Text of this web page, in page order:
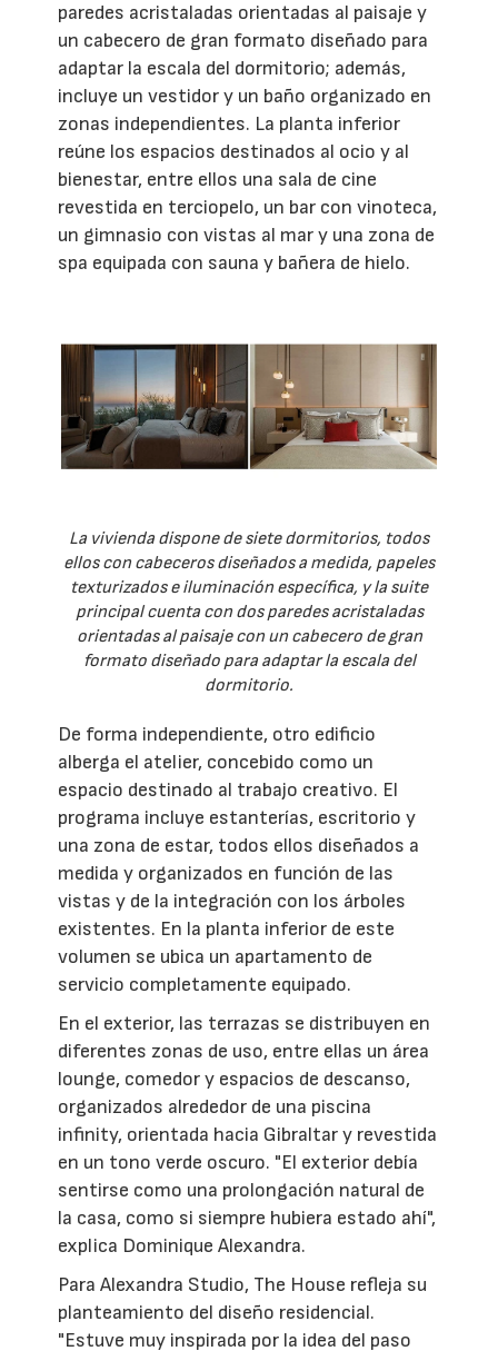
paredes acristaladas orientadas al paisaje y
un cabecero de gran formato diseñado para
adaptar la escala del dormitorio; además,
incluye un vestidor y un baño organizado en
zonas independientes. La planta inferior
reúne los espacios destinados al ocio y al
bienestar, entre ellos una sala de cine
revestida en terciopelo, un bar con vinoteca,
un gimnasio con vistas al mar y una zona de
spa equipada con sauna y bañera de hielo.
La vivienda dispone de siete dormitorios, todos
ellos con cabeceros diseñados a medida, papeles
texturizados e iluminación específica, y la suite
principal cuenta con dos paredes acristaladas
orientadas al paisaje con un cabecero de gran
formato diseñado para adaptar la escala del
dormitorio.
De forma independiente, otro edificio
alberga el atelier, concebido como un
espacio destinado al trabajo creativo. El
programa incluye estanterías, escritorio y
una zona de estar, todos ellos diseñados a
medida y organizados en función de las
vistas y de la integración con los árboles
existentes. En la planta inferior de este
volumen se ubica un apartamento de
servicio completamente equipado.
En el exterior, las terrazas se distribuyen en
diferentes zonas de uso, entre ellas un área
lounge, comedor y espacios de descanso,
organizados alrededor de una piscina
infinity, orientada hacia Gibraltar y revestida
en un tono verde oscuro. "El exterior debía
sentirse como una prolongación natural de
la casa, como si siempre hubiera estado ahí",
explica Dominique Alexandra.
Para Alexandra Studio, The House refleja su
planteamiento del diseño residencial.
"Estuve muy inspirada por la idea del paso